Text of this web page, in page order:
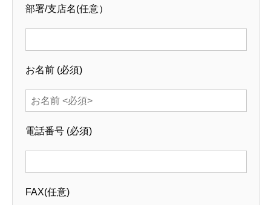
部署/支店名(任意）
お名前 (必須)
電話番号 (必須)
FAX(任意)